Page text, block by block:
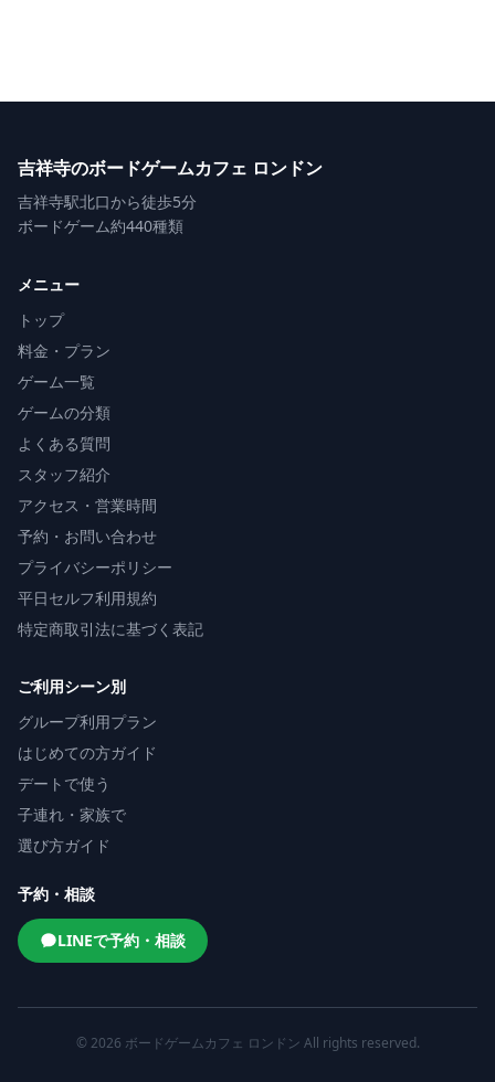
吉祥寺のボードゲームカフェ ロンドン
吉祥寺駅北口から徒歩5分
ボードゲーム約440種類
メニュー
トップ
料金・プラン
ゲーム一覧
ゲームの分類
よくある質問
スタッフ紹介
アクセス・営業時間
予約・お問い合わせ
プライバシーポリシー
平日セルフ利用規約
特定商取引法に基づく表記
ご利用シーン別
グループ利用プラン
はじめての方ガイド
デートで使う
子連れ・家族で
選び方ガイド
予約・相談
LINEで予約・相談
© 2026 ボードゲームカフェ ロンドン All rights reserved.
平日がお得になりました
朝9時から、1人1,200円。
時間1,500円が1,200円に。
くわしく見る あとで